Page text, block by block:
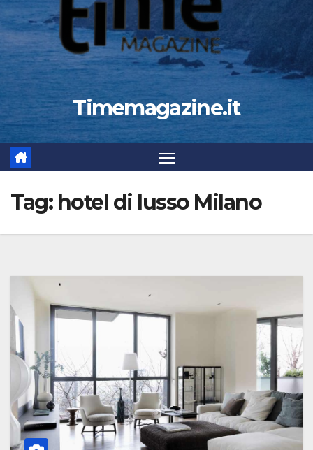
Timemagazine.it
Tag: hotel di lusso Milano